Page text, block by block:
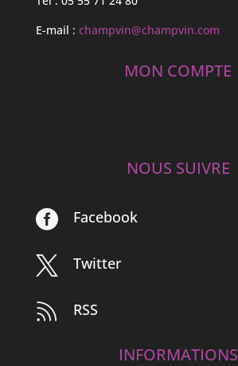
E-mail : champvin@champvin.com
MON COMPTE
NOUS SUIVRE
 Facebook
 Twitter
 RSS
INFORMATIONS